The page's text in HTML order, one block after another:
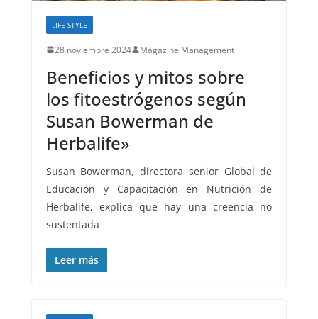
LIFE STYLE
28 noviembre 2024 Magazine Management
Beneficios y mitos sobre
los fitoestrógenos según
Susan Bowerman de
Herbalife»
Susan Bowerman, directora senior Global de
Educación y Capacitación en Nutrición de
Herbalife, explica que hay una creencia no
sustentada
Leer más